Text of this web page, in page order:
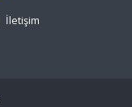
İletişim